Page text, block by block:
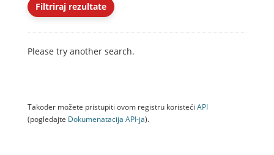
Filtriraj rezultate
Please try another search.
Također možete pristupiti ovom registru koristeći API
(pogledajte Dokumenаtаcijа API-jа).